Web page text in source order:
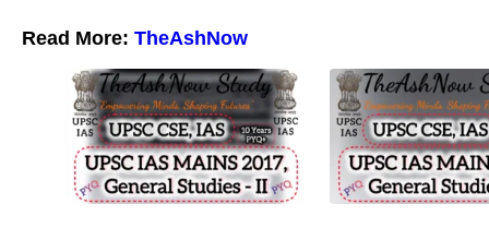
Read More: TheAshNow